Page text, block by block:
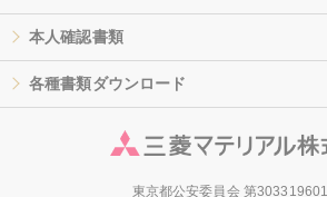
本人確認書類
各種書類ダウンロード
東京都公安委員会 第